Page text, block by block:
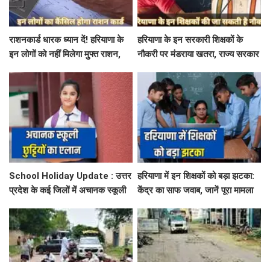
राशनकार्ड धारक ध्यान दें! हरियाणा के
इन लोगों को नहीं मिलेगा मुफ्त राशन,
हरियाणा के इन सरकारी शिक्षकों के
नौकरी पर मंडराया खतरा, राज्य सरकार
School Holiday Update : उत्तर
प्रदेश के कई जिलों में अचानक स्कूली
सटीक जानकारी
हरियाणा में इन शिक्षकों को बड़ा झटका:
केंद्र का साफ जवाब, जानें पूरा मामला